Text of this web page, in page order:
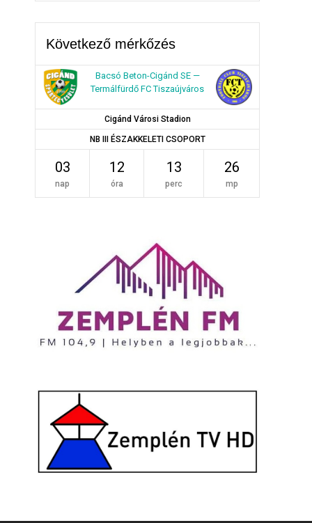
Következő mérkőzés
Bacsó Beton-Cigánd SE —
Termálfürdő FC Tiszaújváros
Cigánd Városi Stadion
NB III ÉSZAKKELETI CSOPORT
03
nap
12
óra
13
perc
26
mp